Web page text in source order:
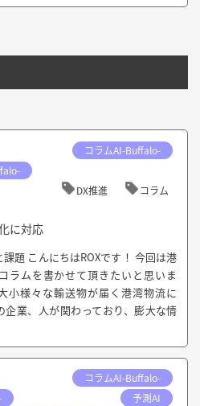
コラムAI-Buffalo-
DX推進
コラム
に対応
題 こんにちはROXです！ 今回は港
ラムを書かせて頂きたいと思いま
小様々な輸送物が届く港湾物流に
企業、人が関わっており、膨大な情
コラムAI-Buffalo-
予測AI